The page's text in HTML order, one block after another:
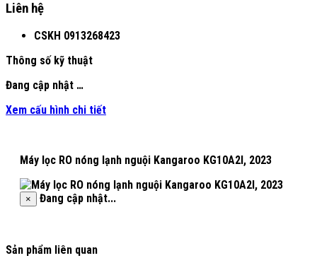
Liên hệ
CSKH 0913268423
Thông số kỹ thuật
Đang cập nhật …
Xem cấu hình chi tiết
Máy lọc RO nóng lạnh nguội Kangaroo KG10A2I, 2023
× Đang cập nhật...
Sản phẩm liên quan